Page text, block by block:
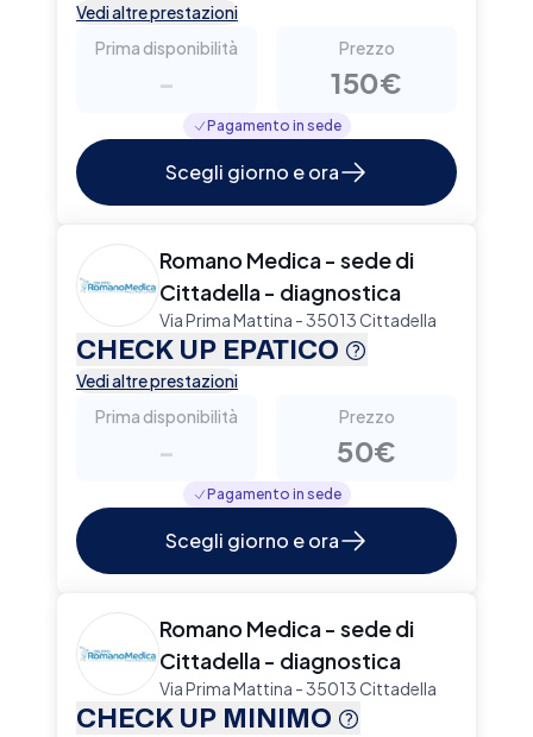
Vedi altre prestazioni
Prima disponibilità
-
Prezzo
150€
Pagamento in sede
Scegli giorno e ora
Romano Medica - sede di
Cittadella - diagnostica
Via Prima Mattina - 35013 Cittadella
CHECK UP EPATICO
Vedi altre prestazioni
Prima disponibilità
-
Prezzo
50€
Pagamento in sede
Scegli giorno e ora
Romano Medica - sede di
Cittadella - diagnostica
Via Prima Mattina - 35013 Cittadella
CHECK UP MINIMO